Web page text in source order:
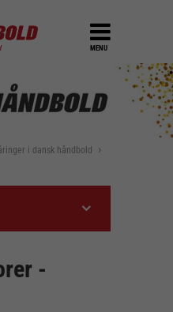
MENU
i dansk håndbold
-